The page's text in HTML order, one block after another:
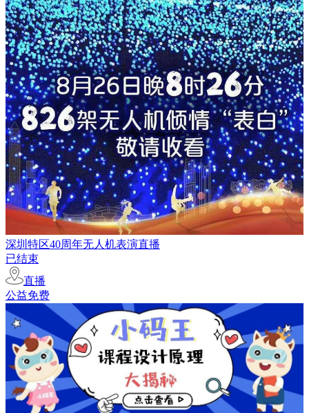
深圳特区40周年无人机表演直播
已结束
直播
公益免费